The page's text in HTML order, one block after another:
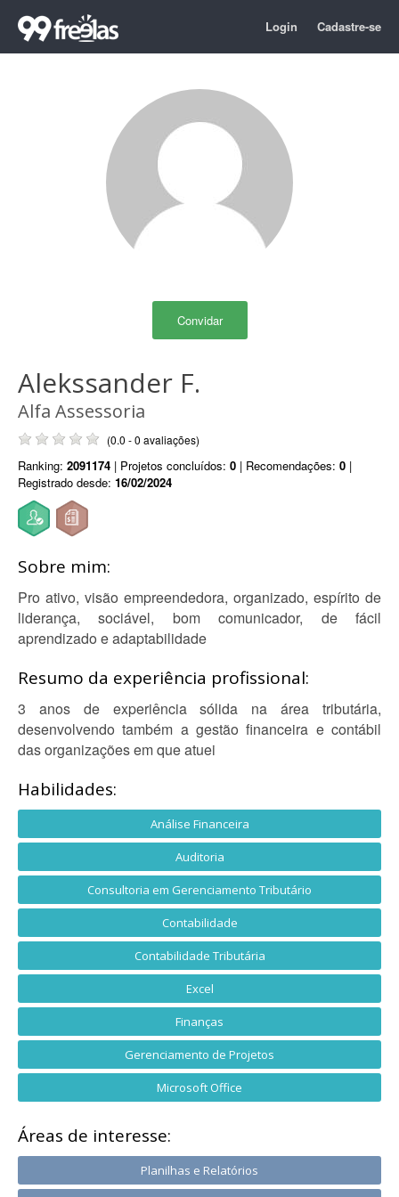
Login Cadastre-se
Convidar
Alekssander F.
Alfa Assessoria
(0.0 - 0 avaliações)
Ranking: 2091174 | Projetos concluídos: 0 | Recomendações: 0 |
Registrado desde: 16/02/2024
Sobre mim:
Pro ativo, visão empreendedora, organizado, espírito de
liderança, sociável, bom comunicador, de fácil
aprendizado e adaptabilidade
Resumo da experiência profissional:
3 anos de experiência sólida na área tributária,
desenvolvendo também a gestão financeira e contábil
das organizações em que atuei
Habilidades:
Análise Financeira
Auditoria
Consultoria em Gerenciamento Tributário
Contabilidade
Contabilidade Tributária
Excel
Finanças
Gerenciamento de Projetos
Microsoft Office
Áreas de interesse:
Planilhas e Relatórios